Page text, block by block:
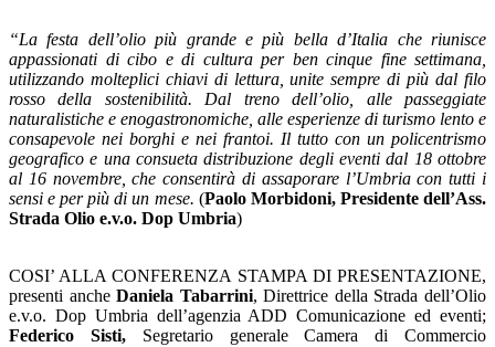
“La festa dell’olio più grande e più bella d’Italia che riunisce
appassionati di cibo e di cultura per ben cinque fine settimana,
utilizzando molteplici chiavi di lettura, unite sempre di più dal filo
rosso della sostenibilità. Dal treno dell’olio, alle passeggiate
naturalistiche e enogastronomiche, alle esperienze di turismo lento e
consapevole nei borghi e nei frantoi. Il tutto con un policentrismo
geografico e una consueta distribuzione degli eventi dal 18 ottobre
al 16 novembre, che consentirà di assaporare l’Umbria con tutti i
sensi e per più di un mese. (Paolo Morbidoni, Presidente dell’Ass.
Strada Olio e.v.o. Dop Umbria)
COSI’ ALLA CONFERENZA STAMPA DI PRESENTAZIONE,
presenti ancheDaniela Tabarrini, Direttrice della Strada dell’Olio
e.v.o. Dop Umbria dell’agenzia ADD Comunicazione ed eventi;
Federico Sisti,Segretario generale Camera di Commercio